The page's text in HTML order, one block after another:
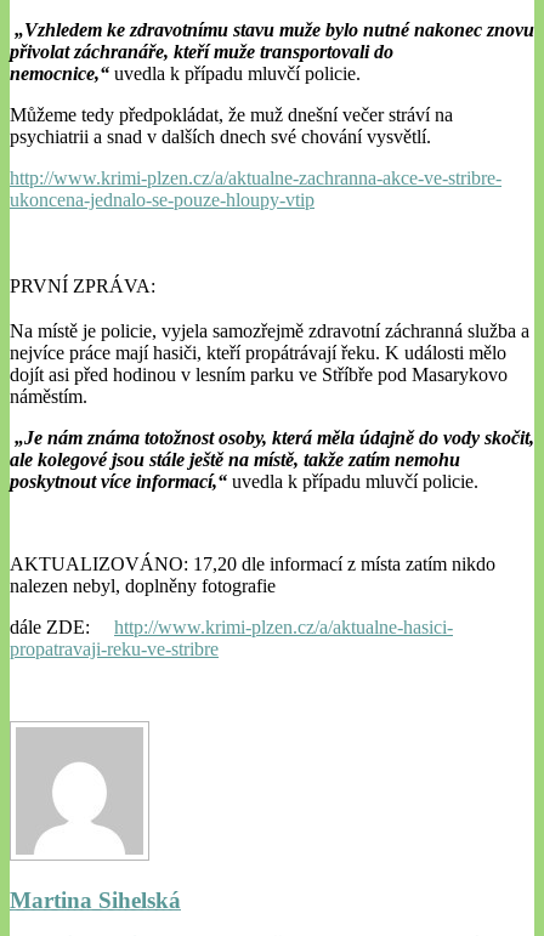
„Vzhledem ke zdravotnímu stavu muže bylo nutné nakonec znovu
přivolat záchranáře, kteří muže transportovali do
nemocnice,“ uvedla k případu mluvčí policie.
Můžeme tedy předpokládat, že muž dnešní večer stráví na
psychiatrii a snad v dalších dnech své chování vysvětlí.
http://www.krimi-plzen.cz/a/aktualne-zachranna-akce-ve-stribre-
ukoncena-jednalo-se-pouze-hloupy-vtip
PRVNÍ ZPRÁVA:
Na místě je policie, vyjela samozřejmě zdravotní záchranná služba a
nejvíce práce mají hasiči, kteří propátrávají řeku. K události mělo
dojít asi před hodinou v lesním parku ve Stříbře pod Masarykovo
náměstím.
„Je nám známa totožnost osoby, která měla údajně do vody skočit,
ale kolegové jsou stále ještě na místě, takže zatím nemohu
poskytnout více informací,“ uvedla k případu mluvčí policie.
AKTUALIZOVÁNO: 17,20 dle informací z místa zatím nikdo
nalezen nebyl, doplněny fotografie
dále ZDE: http://www.krimi-plzen.cz/a/aktualne-hasici-
propatravaji-reku-ve-stribre
Martina Sihelská